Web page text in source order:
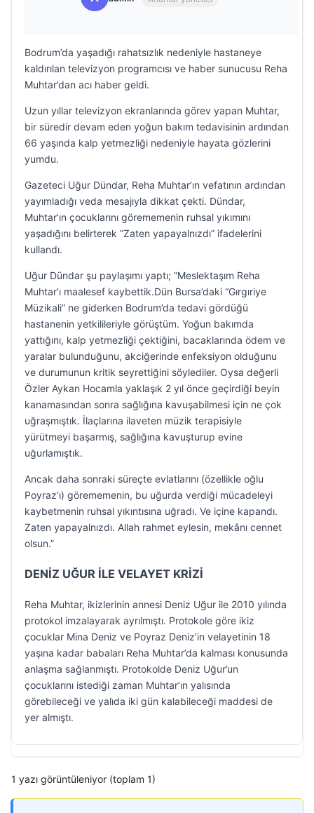
Bodrum’da yaşadığı rahatsızlık nedeniyle hastaneye
kaldırılan televizyon programcısı ve haber sunucusu Reha
Muhtar’dan acı haber geldi.
Uzun yıllar televizyon ekranlarında görev yapan Muhtar,
bir süredir devam eden yoğun bakım tedavisinin ardından
66 yaşında kalp yetmezliği nedeniyle hayata gözlerini
yumdu.
Gazeteci Uğur Dündar, Reha Muhtar’ın vefatının ardından
yayımladığı veda mesajıyla dikkat çekti. Dündar,
Muhtar’ın çocuklarını görememenin ruhsal yıkımını
yaşadığını belirterek “Zaten yapayalnızdı” ifadelerini
kullandı.
Uğur Dündar şu paylaşımı yaptı; ”Meslektaşım Reha
Muhtar’ı maalesef kaybettik.Dün Bursa’daki “Gırgıriye
Müzikali” ne giderken Bodrum’da tedavi gördüğü
hastanenin yetkilileriyle görüştüm. Yoğun bakımda
yattığını, kalp yetmezliği çektiğini, bacaklarında ödem ve
yaralar bulunduğunu, akciğerinde enfeksiyon olduğunu
ve durumunun kritik seyrettiğini söylediler. Oysa değerli
Özler Aykan Hocamla yaklaşık 2 yıl önce geçirdiği beyin
kanamasından sonra sağlığına kavuşabilmesi için ne çok
uğraşmıştık. İlaçlarına ilaveten müzik terapisiyle
yürütmeyi başarmış, sağlığına kavuşturup evine
uğurlamıştık.
Ancak daha sonraki süreçte evlatlarını (özellikle oğlu
Poyraz’ı) görememenin, bu uğurda verdiği mücadeleyi
kaybetmenin ruhsal yıkıntısına uğradı. Ve içine kapandı.
Zaten yapayalnızdı. Allah rahmet eylesin, mekânı cennet
olsun.”
DENİZ UĞUR İLE VELAYET KRİZİ
Reha Muhtar, ikizlerinin annesi Deniz Uğur ile 2010 yılında
protokol imzalayarak ayrılmıştı. Protokole göre ikiz
çocuklar Mina Deniz ve Poyraz Deniz’in velayetinin 18
yaşına kadar babaları Reha Muhtar’da kalması konusunda
anlaşma sağlanmıştı. Protokolde Deniz Uğur’un
çocuklarını istediği zaman Muhtar’ın yalısında
görebileceği ve yalıda iki gün kalabileceği maddesi de
yer almıştı.
1 yazı görüntüleniyor (toplam 1)